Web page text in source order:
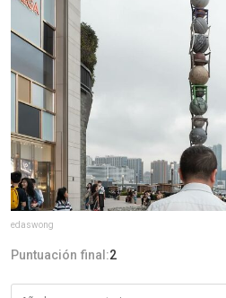
edaswong
Puntuación final:2